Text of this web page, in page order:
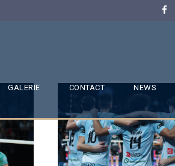
GALERIE CONTACT NEWS
SAISON 24/25-9